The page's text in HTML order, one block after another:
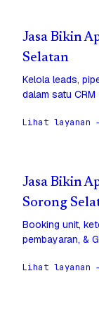
Jasa Bikin
Selatan
Kelola leads,
dalam satu
Lihat layanan
Jasa Bikin
Sorong
Booking unit,
pembayaran, &
Lihat layanan